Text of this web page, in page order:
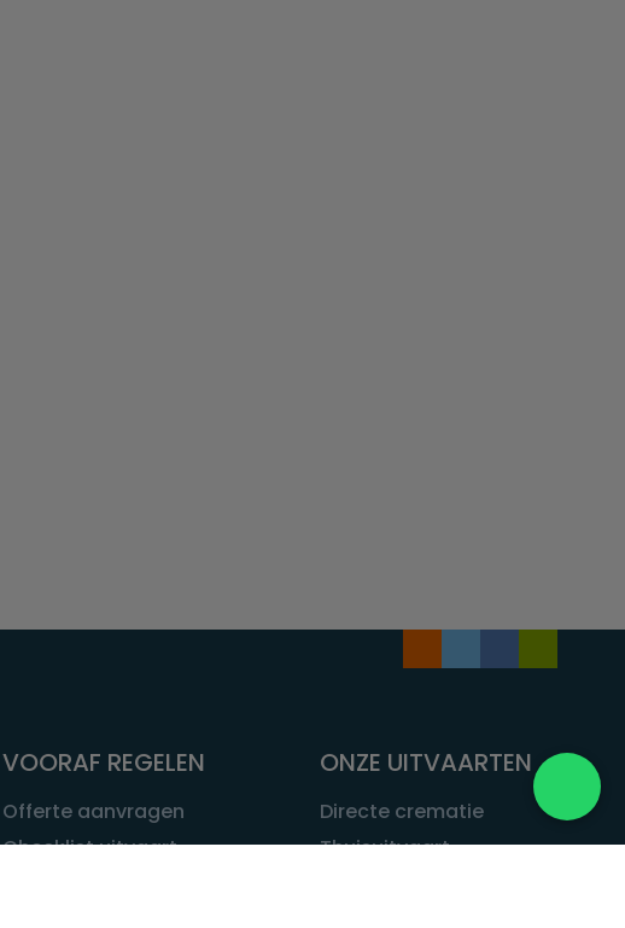
VOORAF REGELEN
Offerte aanvragen
Checklist uitvaart
ONZE UITVAARTEN
Directe crematie
Thuisuitvaart